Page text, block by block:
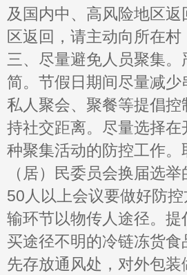
及国内中、高风险地区
区返回，请主动向所在
三、尽量避免人员聚集
简。节假日期间尽量减
私人聚会、聚餐等提倡
持社交距离。尽量选择
种聚集活动的防控工作
（居）民委员会换届选
50人以上会议要做好防
输环节以物传人途径。
买途径不明的冷链冻货
先存放通风处，对外包